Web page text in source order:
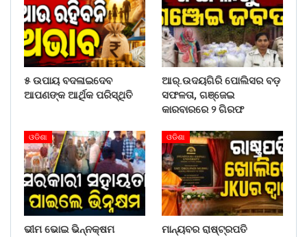
୫ ଉପାୟ ବଦଳାଇଦେବ
ଆପଣଙ୍କ ଆର୍ଥିକ ପରିସ୍ଥିତି
ଆର୍.ଉଦୟଗିରି ପୋଲିସର ବଡ଼
ସଫଳତା, ଗଞ୍ଜେଇ
କାରବାରରେ ୨ ଗିରଫ
ଓଡିଶା
ଭୀମ ଭୋଇ ଭିନ୍ନକ୍ଷମ
ଓଡିଶା
ମାନ୍ୟବର ରାଷ୍ଟ୍ରପତି